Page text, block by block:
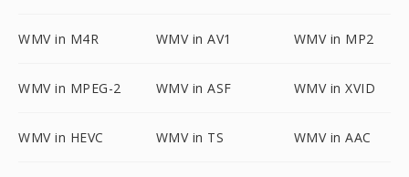
WMV in M4R WMV in AV1 WMV in MP2
WMV in MPEG-2 WMV in ASF WMV in XVID
WMV in HEVC WMV in TS WMV in AAC